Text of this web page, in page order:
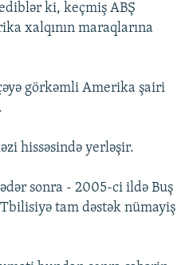
ki, keçmiş ABŞ
xalqının maraqlarına
görkəmli Amerika şairi
hissəsində yerləşir.
sonra - 2005-ci ildə Buş
tam dəstək nümayiş